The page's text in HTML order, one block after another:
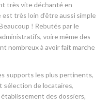
très vite déchanté en
très loin d’être aussi simple
! Rebutés par le
voire même des
nombreux à avoir fait marche
supports les plus pertinents,
sélection de locataires,
des dossiers,